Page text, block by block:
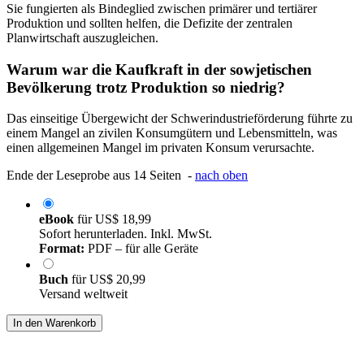
Sie fungierten als Bindeglied zwischen primärer und tertiärer
Produktion und sollten helfen, die Defizite der zentralen
Planwirtschaft auszugleichen.
Warum war die Kaufkraft in der sowjetischen
Bevölkerung trotz Produktion so niedrig?
Das einseitige Übergewicht der Schwerindustrieförderung führte zu
einem Mangel an zivilen Konsumgütern und Lebensmitteln, was
einen allgemeinen Mangel im privaten Konsum verursachte.
Ende der Leseprobe aus 14 Seiten - nach oben
eBook fürUS$ 18,99
Sofort herunterladen. Inkl. MwSt.
Format: PDF – für alle Geräte
Buch fürUS$ 20,99
Versand weltweit
In den Warenkorb